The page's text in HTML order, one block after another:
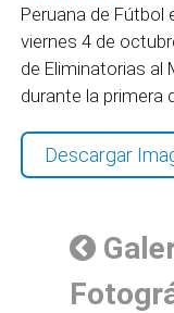
Peruana de Fútbol
viernes 4 de
de Eliminatorias al
durante la primera
Descargar